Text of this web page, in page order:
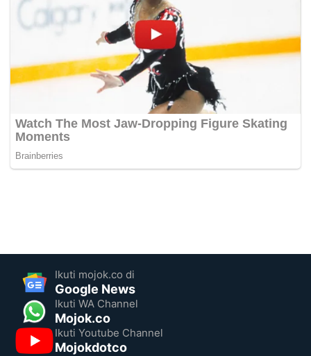
Ikuti mojok.co di
Google News
Ikuti WA Channel
Mojok.co
Ikuti Youtube Channel
Mojokdotco